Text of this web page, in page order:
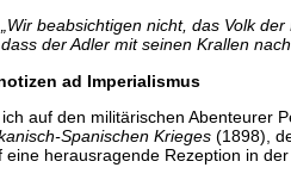
„Wir beabsichtigen nicht, das Volk
dass der Adler mit seinen Krallen
ad Imperialismus
auf den militärischen Abenteurer
Spanischen Krieges (1898),
eine herausragende Rezeption in